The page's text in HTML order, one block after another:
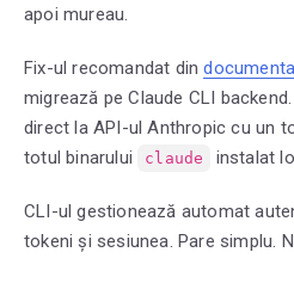
apoi mureau.
Fix-ul recomandat din
migrează pe Claude CLI
direct la API-ul Anthropic cu un
totul binarului
claude instalat
CLI-ul gestionează automat
tokeni și sesiunea. Pare simplu.